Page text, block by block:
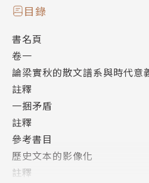
革。
作者簡介
作者：鍾怡雯
1969-，現任元智大學中語系
宴》、《垂釣睡眠》、《聽說
宙》、《飄浮書房》、《野半
媚》、《麻雀樹》，論文集《
構》、《亞洲華文散文的中國
目錄
書名頁
卷一
論梁實秋的散文譜系與時代意
註釋
一捆矛盾
註釋
參考書目
歷史文本的影像化
註釋